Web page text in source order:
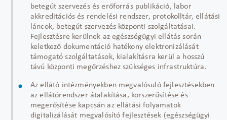
betegút szervezés és erőforrás publikáció, labor
akkreditációs és rendelési rendszer, protokolltár, ellátási
láncok, betegút szervezés központi szolgáltatásai.
Fejlesztésre kerülnek az egészségügyi ellátás során
keletkező dokumentáció hatékony elektronizálását
támogató szolgáltatások, kialakításra kerül a hosszú
távú központi megőrzéshez szükséges infrastruktúra.
Az ellátó intézményekben megvalósuló fejlesztésekben
az ellátórendszer átalakítása, korszerűsítése és
megerősítése kapcsán az ellátási folyamatok
digitalizálását megvalósító fejlesztések (egészségügyi